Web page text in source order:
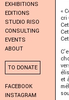
EXHIBITIONS
EDITIONS
STUDIO RISO
CONSULTING
EVENTS
ABOUT
TO DONATE
FACEBOOK
INSTAGRAM
«
cri
et